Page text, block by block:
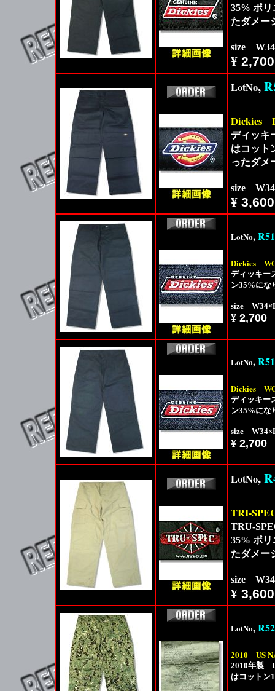
35% ポ
たダメー
size
¥ 2,700
LotNo,
Dickies
ディッキ
はコット
ったダメ
size
¥ 3,600
LotNo,
Dickies
ディッキー
ン35%にな
size
¥ 2,700
LotNo,
Dickies
ディッキー
ン35%にな
size
¥ 2,700
LotNo,
TRI-
TRU-
35% ポ
たダメー
size
¥ 3,600
LotNo,
2010 US
2010年製
はコットン